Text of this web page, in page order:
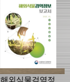
해외식물검역정